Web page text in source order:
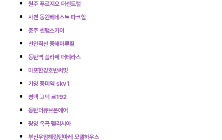
원주 푸르지오 더센트럴
사천 동원베네스트 파크힐
충주 센텀스카이
천안직산 중해마루힐
동탄역 플라쎄 더테라스
마포한강호반써밋
가양 증미역 skv1
평택 고덕 르192
동탄더큐브온에어
광양 옥곡 펠리시아
부산우암해링턴마레 모델하우스